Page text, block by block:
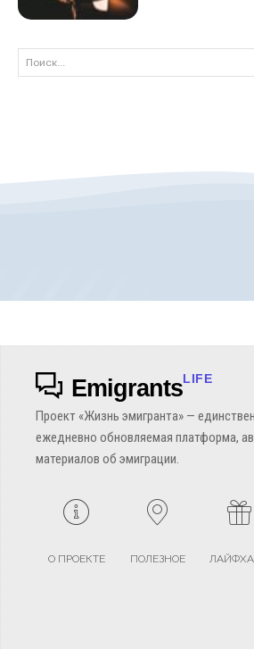
Поиск...
EmigrantsLIFE
Проект «Жизнь эмигранта» —
ежедневно обновляемая платформа,
материалов об эмиграции.
О ПРОЕКТЕ ПОЛЕЗНОЕ